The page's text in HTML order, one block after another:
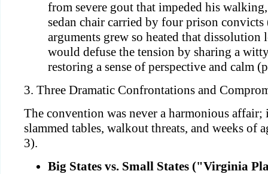
from severe gout that impeded his
sedan chair carried by four prison convicts
arguments grew so heated that dissolution
would defuse the tension by sharing a
restoring a sense of perspective and calm
3. Three Dramatic Confrontations and
The convention was never a harmonious affair;
slammed tables, walkout threats, and weeks of
3).
Big States vs. Small States ("Virginia